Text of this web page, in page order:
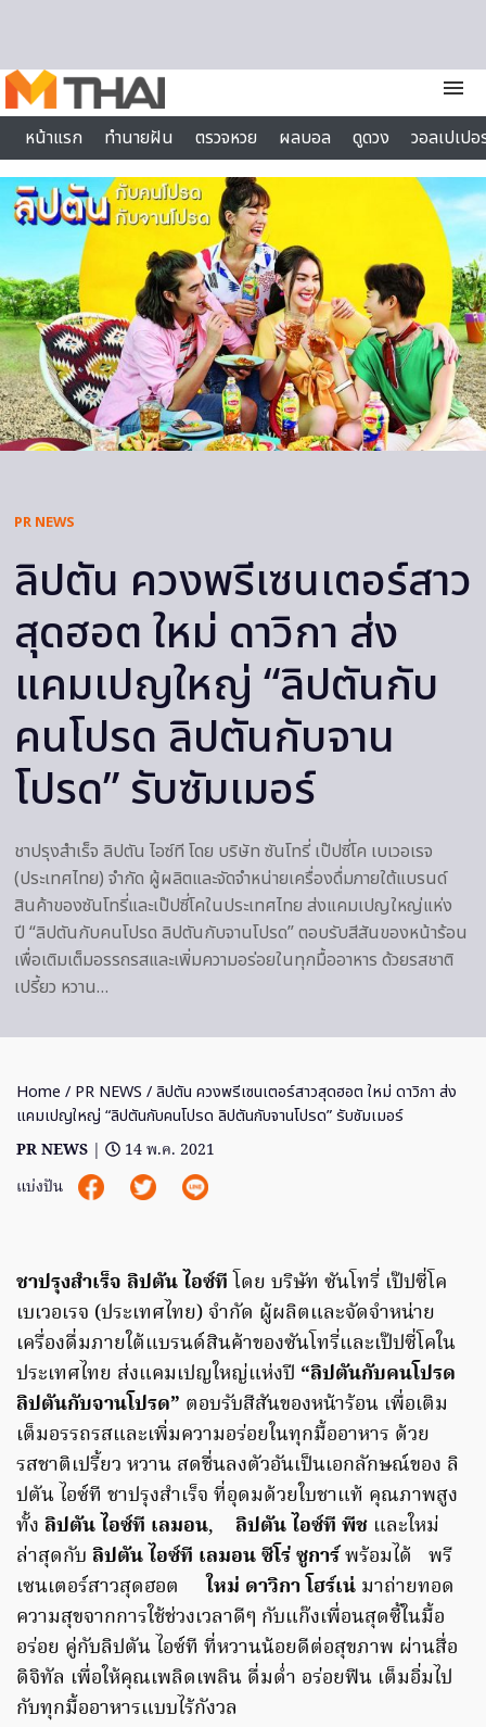
menu
หน้าแรก
ทำนายฝัน ตรวจหวย ผลบอล ดูดวง
วอลเปเป
ไลฟ์สไตล์
PR NEWS
ลิปตัน ควงพรีเซนเตอร์สาว
สุดฮอต ใหม่ ดาวิกา ส่ง
แคมเปญใหญ่ “ลิปตันกับ
คนโปรด ลิปตันกับจาน
โปรด” รับซัมเมอร์
ชาปรุงสำเร็จ ลิปตัน ไอซ์ที โดย บริษัท ซันโทรี่ เป๊ปซี่โค เบเวอเรจ
(ประเทศไทย) จำกัด ผู้ผลิตและจัดจำหน่ายเครื่องดื่มภายใต้แบรนด์
สินค้าของซันโทรี่และเป๊ปซี่โคในประเทศไทย ส่งแคมเปญใหญ่แห่ง
ปี “ลิปตันกับคนโปรด ลิปตันกับจานโปรด” ตอบรับสีสันของหน้าร้อน
เพื่อเติมเต็มอรรถรสและเพิ่มความอร่อยในทุกมื้ออาหาร ด้วยรสชาติ
เปรี้ยว หวาน…
Home / PR NEWS / ลิปตัน ควงพรีเซนเตอร์สาวสุดฮอต ใหม่ ดาวิกา ส่ง
แคมเปญใหญ่ “ลิปตันกับคนโปรด ลิปตันกับจานโปรด” รับซัมเมอร์
PR NEWS |
14 พ.ค. 2021
แบ่งปัน
ชาปรุงสำเร็จ ลิปตัน ไอซ์ที โดย บริษัท ซันโทรี่ เป๊ปซี่โค
เบเวอเรจ (ประเทศไทย) จำกัด ผู้ผลิตและจัดจำหน่าย
เครื่องดื่มภายใต้แบรนด์สินค้าของซันโทรี่และเป๊ปซี่โคใน
ประเทศไทย ส่งแคมเปญใหญ่แห่งปี “ลิปตันกับคนโปรด
ลิปตันกับจานโปรด” ตอบรับสีสันของหน้าร้อน เพื่อเติม
เต็มอรรถรสและเพิ่มความอร่อยในทุกมื้ออาหาร ด้วย
รสชาติเปรี้ยว หวาน สดชื่นลงตัวอันเป็นเอกลักษณ์ของ ลิ
ปตัน ไอซ์ที ชาปรุงสำเร็จ ที่อุดมด้วยใบชาแท้ คุณภาพสูง
ทั้ง ลิปตัน ไอซ์ที เลมอน, ลิปตัน ไอซ์ที พีช และใหม่
ล่าสุดกับ ลิปตัน ไอซ์ที เลมอน ซีโร่ ซูการ์พร้อมได้ พรี
เซนเตอร์สาวสุดฮอต ใหม่ ดาวิกา โฮร์เน่ มาถ่ายทอด
ความสุขจากการใช้ช่วงเวลาดีๆ กับแก๊งเพื่อนสุดซี้ในมื้อ
อร่อย คู่กับลิปตัน ไอซ์ที ที่หวานน้อยดีต่อสุขภาพ ผ่านสื่อ
ดิจิทัล เพื่อให้คุณเพลิดเพลิน ดื่มด่ำ อร่อยฟิน เต็มอิ่มไป
กับทุกมื้ออาหารแบบไร้กังวล